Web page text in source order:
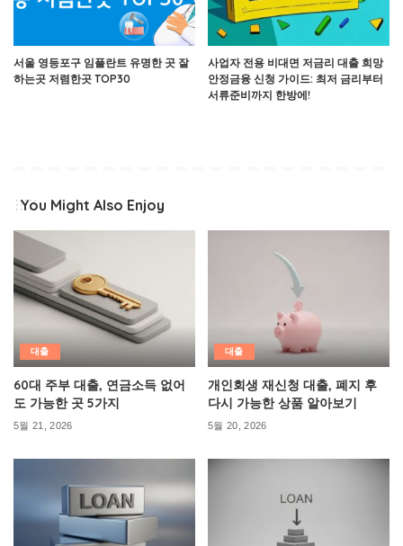
서울 영등포구 임플란트 유명한 곳 잘
하는곳 저렴한곳 TOP30
사업자 전용 비대면 저금리 대출 희망
안정금융 신청 가이드: 최저 금리부터
서류준비까지 한방에!
You Might Also Enjoy
대출
60대 주부 대출, 연금소득 없어
도 가능한 곳 5가지
5월 21, 2026
대출
개인회생 재신청 대출, 폐지 후
다시 가능한 상품 알아보기
5월 20, 2026